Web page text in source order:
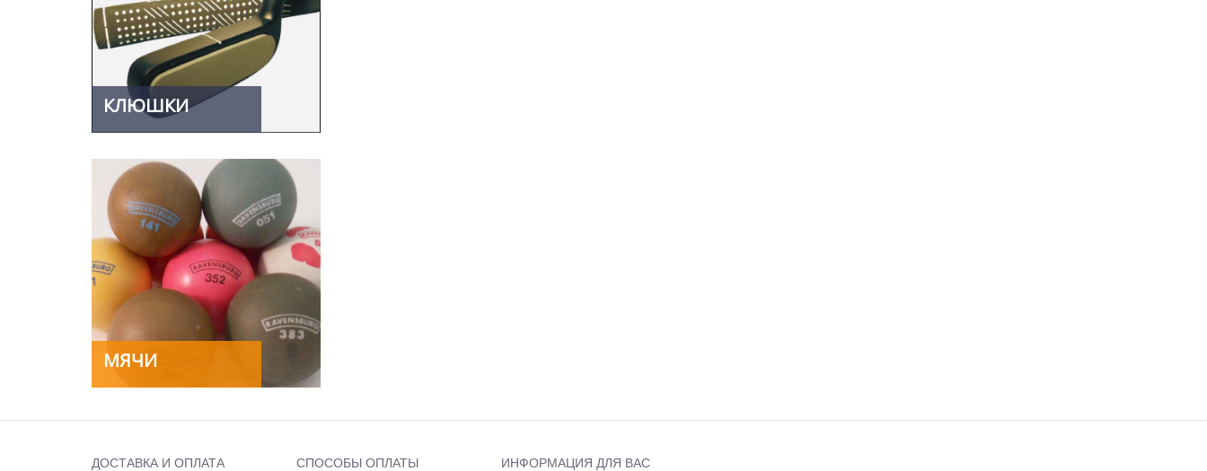
КЛЮШКИ
МЯЧИ
ДОСТАВКА И ОПЛАТА СПОСОБЫ ОПЛАТЫ ИНФОРМАЦИЯ ДЛЯ ВАС